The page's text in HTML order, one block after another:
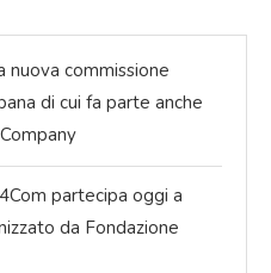
nuova commissione
di cui fa parte anche
partecipa oggi a
da Fondazione